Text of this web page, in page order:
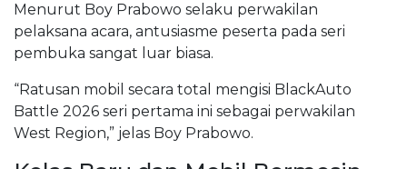
Menurut Boy Prabowo selaku perwakilan
pelaksana acara, antusiasme peserta pada seri
pembuka sangat luar biasa.
“Ratusan mobil secara total mengisi BlackAuto
Battle 2026 seri pertama ini sebagai perwakilan
West Region,” jelas Boy Prabowo.